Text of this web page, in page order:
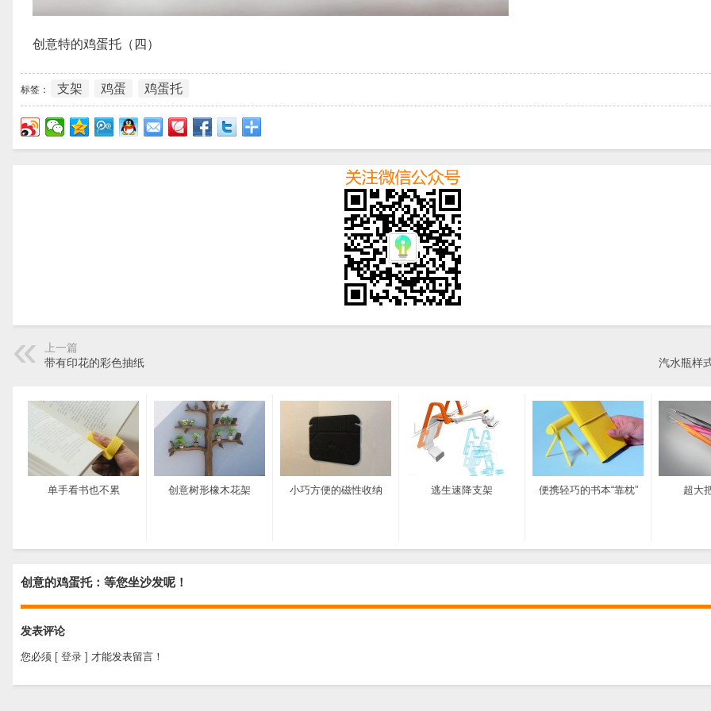
创意特的鸡蛋托（四）
标签： 支架 鸡蛋 鸡蛋托
上一篇
带有印花的彩色抽纸
汽水瓶样
单手看书也不累 创意树形橡木花架 小巧方便的磁性收纳 逃生速降支架 便携轻巧的书本“靠枕” 超大
创意的鸡蛋托：等您坐沙发呢！
发表评论
您必须 [ 登录 ] 才能发表留言！